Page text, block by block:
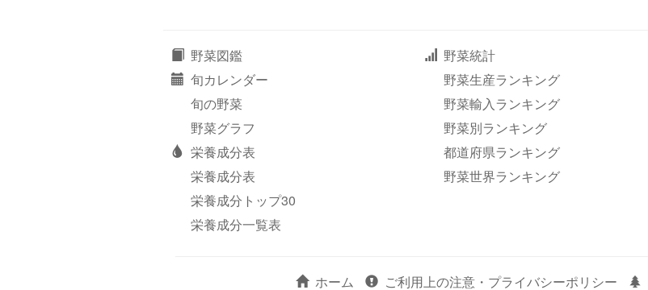
野菜図鑑
旬カレンダー
旬の野菜
野菜グラフ
栄養成分表
栄養成分表
栄養成分トップ30
栄養成分一覧表
野菜統計
野菜生産ランキング
野菜輸入ランキング
野菜別ランキング
都道府県ランキング
野菜世界ランキング
ホーム ご利用上の注意・プライバシーポリシー